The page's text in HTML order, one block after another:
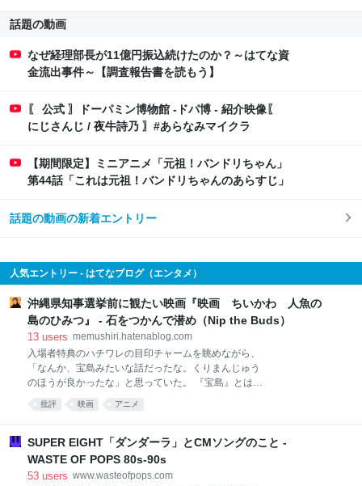
話題の動画
なぜ経理部長が11億円振込続けたのか？～はてな資
金流出事件～【調査報告書を読もう】
〖 公式 〗ドーパミン博物館 -ドパ博 - 紹介映像〖
にじさんじ / 夜牛詩乃 〗#あらなみマイクラ
【期間限定】ミニアニメ「元祖！バンドリちゃん」
第44話「これは元祖！バンドリちゃんのあらすじ」
話題の動画の新着エントリー
人気エントリー - はてなブログ（エンタメ）
沖縄県知事選挙前に観たい映画『映画 ちいかわ 人魚の
島のひみつ』 - 石をつかんで潜め（Nip the Buds）
13 users memushiri.hatenablog.com
入場者特典のハチワレの目印チャームを眺めながら、
「なんか、宝島みたいな話だったな。くりまんじゅう
のほうが良かったな」と思っていた。 『宝島』とは、
直木賞を受賞した真藤順丈の小説のことであり、読ん
でみたものの、思ったより普通だったのだが、映画の
じているため、そこまで騒ぐ必要のないものだったの
だけれども、なにより、画がとてもよかった。アメリ
カ統治下においての当時の暮らしぶりから始まり、沖
批評 映画 アニメ
SUPER EIGHT「ダンダーラ」とCMソングのこと -
WASTE OF POPS 80s-90s
53 users www.wasteofpops.com